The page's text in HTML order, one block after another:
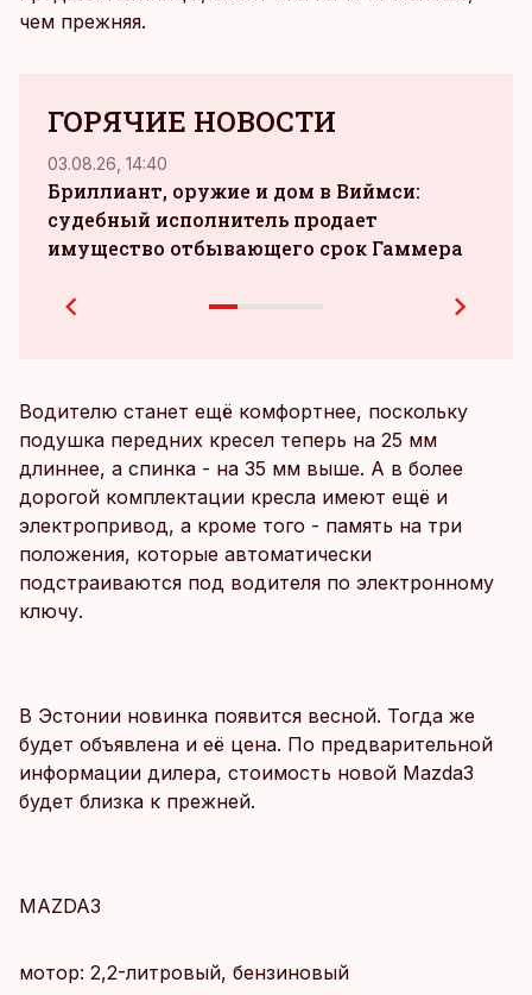
чем прежняя.
ГОРЯЧИЕ НОВОСТИ
03.08.26, 14:40
Бриллиант, оружие и дом в Виймси:
судебный исполнитель продает
имущество отбывающего срок Гаммера
Водителю станет ещё комфортнее, поскольку
подушка передних кресел теперь на 25 мм
длиннее, а спинка - на 35 мм выше. А в более
дорогой комплектации кресла имеют ещё и
электропривод, а кроме того - память на три
положения, которые автоматически
подстраиваются под водителя по электронному
ключу.
В Эстонии новинка появится весной. Тогда же
будет объявлена и её цена. По предварительной
информации дилера, стоимость новой Mazda3
будет близка к прежней.
MAZDA3
мотор: 2,2-литровый, бензиновый